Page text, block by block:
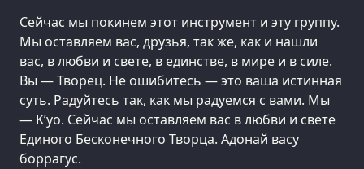
Сейчас мы покинем этот инструмент и эту группу.
Мы оставляем вас, друзья, так же, как и нашли
вас, в любви и свете, в единстве, в мире и в силе.
Вы — Творец. Не ошибитесь — это ваша истинная
суть. Радуйтесь так, как мы радуемся с вами. Мы
— K’уо. Сейчас мы оставляем вас в любви и свете
Единого Бесконечного Творца. Адонай васу
боррагус.